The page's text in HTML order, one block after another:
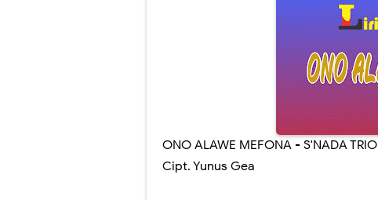
ONO ALAWE MEFONA - S'NADA TRIO
Cipt. Yunus Gea